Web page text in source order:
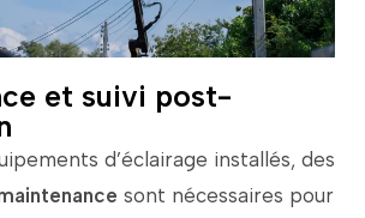
et suivi post-
d’éclairage installés, des
sont nécessaires pour